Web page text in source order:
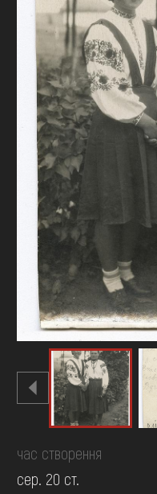
ОНЛАЙН-КРАМНИЦЯ
ПІДТРИМАТИ
час створення
сер. 20 ст.